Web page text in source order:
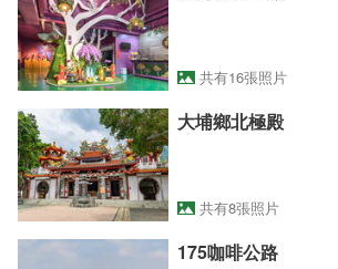
共有16張照片
大埔鄉北極殿
共有8張照片
175咖啡公路